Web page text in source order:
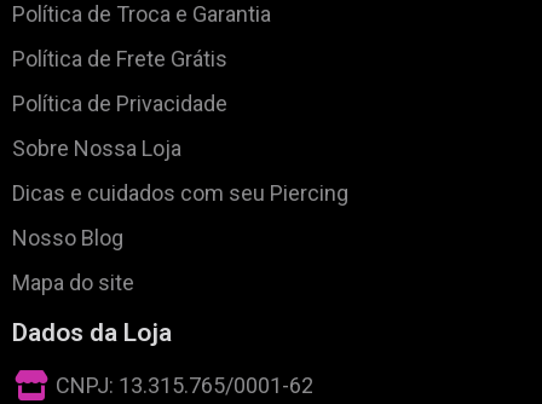
Política de Troca e Garantia
Política de Frete Grátis
Política de Privacidade
Sobre Nossa Loja
Dicas e cuidados com seu Piercing
Nosso Blog
Mapa do site
Dados da Loja
CNPJ: 13.315.765/0001-62